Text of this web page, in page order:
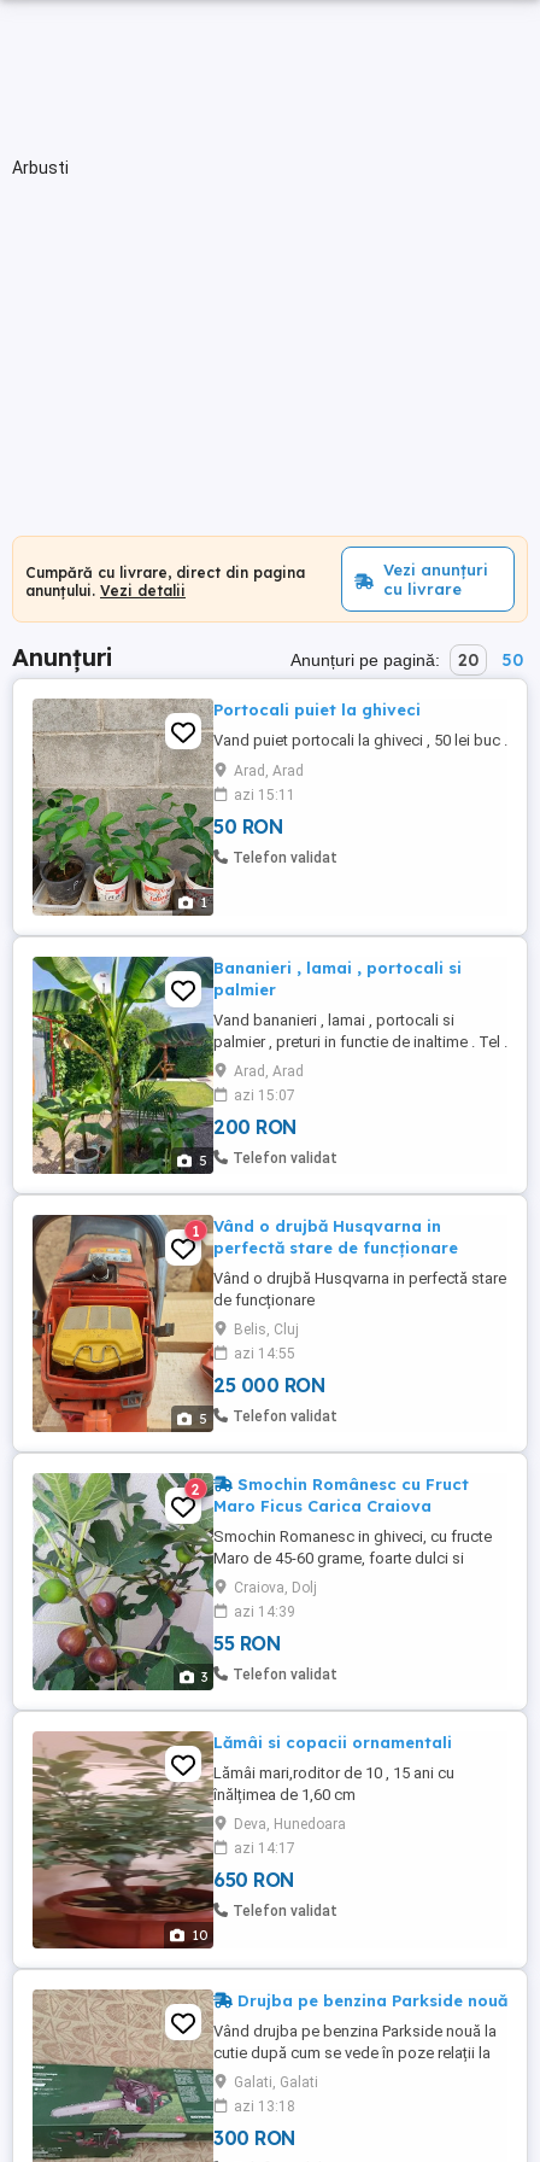
Arbusti
Cumpără cu livrare, direct din pagina
anunțului. Vezi detalii
Vezi anunțuri
cu livrare
Anunțuri Anunțuri pe pagină: 20 50
1
Portocali puiet la ghiveci
Vand puiet portocali la ghiveci , 50 lei buc .
Arad, Arad
azi 15:11
50 RON
Telefon validat
5
Bananieri , lamai , portocali si
palmier
Vand bananieri , lamai , portocali si
palmier , preturi in functie de inaltime . Tel .
.
Arad, Arad
azi 15:07
200 RON
Telefon validat
5
1
Vând o drujbă Husqvarna in
perfectă stare de funcționare
Vând o drujbă Husqvarna in perfectă stare
de funcționare
Belis, Cluj
azi 14:55
25 000 RON
Telefon validat
3
2
Smochin Românesc cu Fruct
Maro Ficus Carica Craiova
Smochin Romanesc in ghiveci, cu fructe
Maro de 45-60 grame, foarte dulci si
aromate. SMOCHIN MARO ROMANESC
produs în Craiova, jud. Dolj. planta de 15-
30 cm, in ghiveci; in primul an planta
creste, anul urmator fructifica; fructe maro
foarte dulci si aromate, de 40-60 grame ,
Craiova, Dolj
azi 14:39
55 RON
Telefon validat
10
Lămâi si copacii ornamentali
Lămâi mari,roditor de 10 , 15 ani cu
înălțimea de 1,60 cm
Deva, Hunedoara
azi 14:17
650 RON
Telefon validat
Drujba pe benzina Parkside nouă
Vând drujba pe benzina Parkside nouă la
cutie după cum se vede în poze relații la
telefon
Galati, Galati
azi 13:18
300 RON